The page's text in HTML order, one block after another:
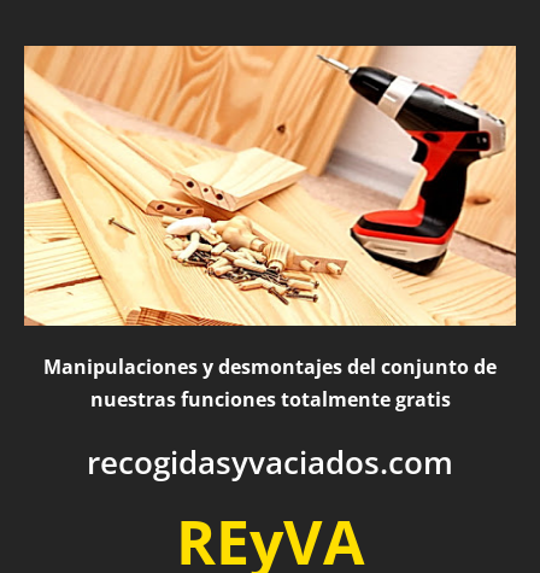
Manipulaciones y desmontajes del conjunto de
nuestras funciones totalmente gratis
recogidasyvaciados.com
REyVA